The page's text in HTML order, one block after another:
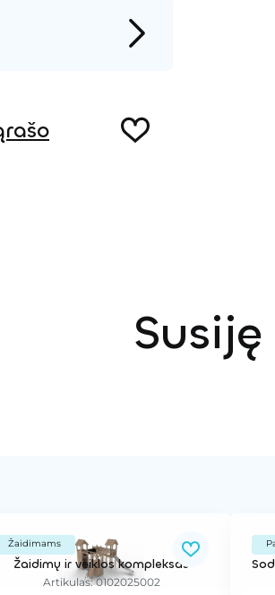
Žaidimams
Žaidimų ir veiklos kompleksas
Artikulas: 0102025002